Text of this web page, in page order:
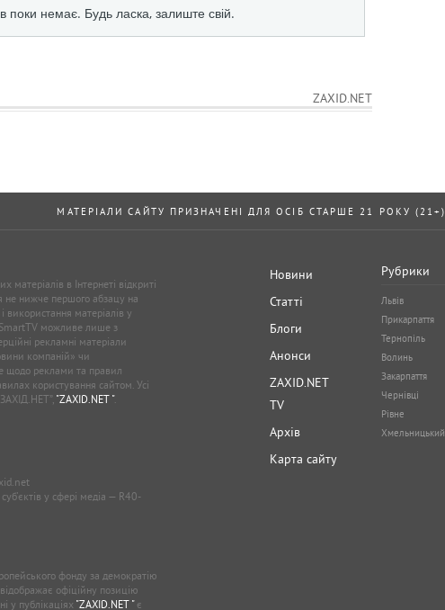
Дар'я Снігур
ZAXID.NET
МАТЕРІАЛИ САЙТУ ПРИЗНАЧЕНІ ДЛЯ ОСІБ СТАРШЕ 21 РОКУ (21+)
матеріалів в Інтернеті відкриті
не нижче першого абзацу на
використання матеріалів у
можливе лише з
рекламні матеріали
компаній» чи
щодо реклами та правил
користування сайтом. Усі
"ZAXID.NET ".
у сфері медіа — R40-
фонду за демократію
відображає офіційну позицію
у публікаціях "ZAXID.NET "є
Новини
Статті
Блоги
Анонси
ZAXID.NET
TV
Архів
Карта сайту
Рубрики
Львів
Прикарпаття
Тернопіль
Волинь
Закарпаття
Чернівці
Рівне
Хмельницький